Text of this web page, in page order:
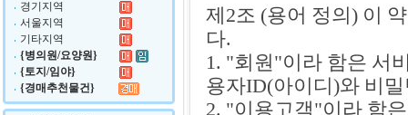
경기지역
서울지역
기타지역
{병의원/요양원}
{토지/임야}
{경매추천물건}
제2조 (용어 정의) 이
다.
1. "회원"이라 함은 서
용자ID(아이디)와 비
2. "이용고객"이라 함